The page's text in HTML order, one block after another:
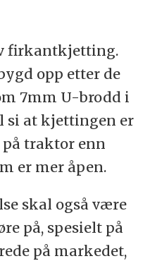
firkantkjetting.
opp etter de
7mm U-brodd i
si at kjettingen er
traktor enn
er mer åpen.
skal også være
på, spesielt på
på markedet,